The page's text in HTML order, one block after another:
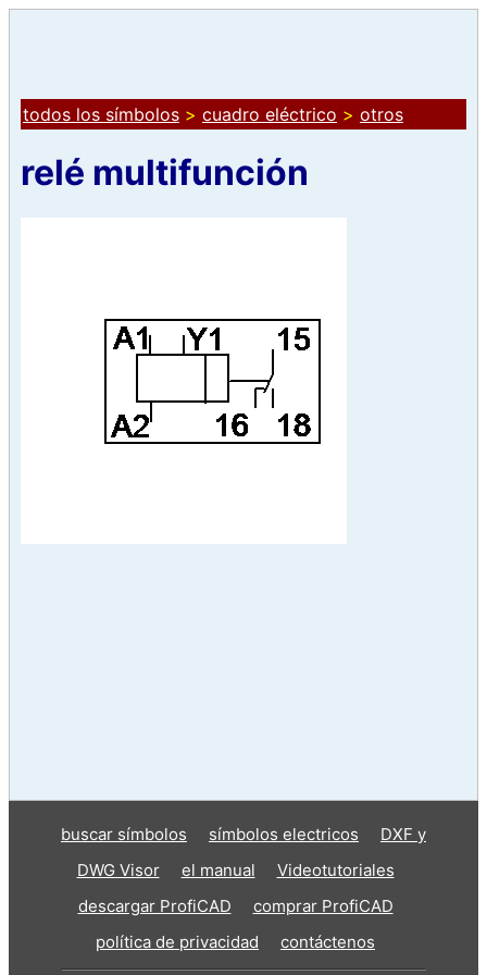
todos los símbolos > cuadro eléctrico > otros
relé multifunción
buscar símbolos símbolos electricos
DXF y
DWG Visor
el manual
Videotutoriales
descargar ProfiCAD
comprar ProfiCAD
política de privacidad
contáctenos